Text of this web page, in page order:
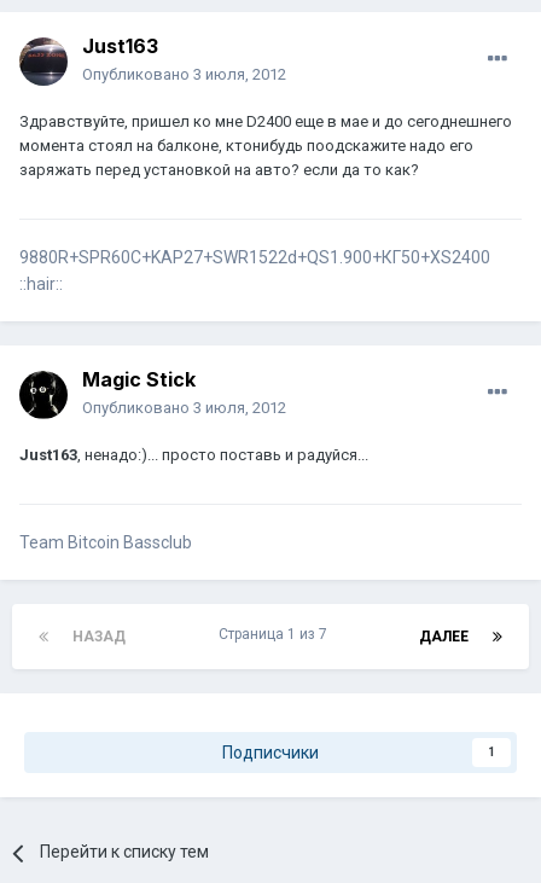
Just163
Опубликовано 3 июля, 2012
Здравствуйте, пришел ко мне D2400 еще в мае и до сегоднешнего
момента стоял на балконе, ктонибудь поодскажите надо его
заряжать перед установкой на авто? если да то как?
9880R+SPR60C+KAP27+SWR1522d+QS1.900+КГ50+XS2400
::hair::
Magic Stick
Опубликовано 3 июля, 2012
Just163, ненадо:)... просто поставь и радуйся...
Team Bitcoin Bassclub
НАЗАД ДАЛЕЕ
Страница 1 из 7
Подписчики 1
Перейти к списку тем